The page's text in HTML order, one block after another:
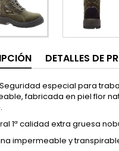
DETALLES DE
especial para
fabricada en piel flor
1ª calidad extra gruesa
impermeable y